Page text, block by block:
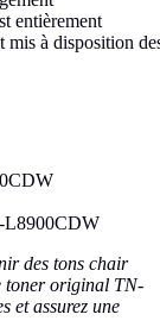
entièrement
mis à disposition
des tons chair
toner original TN-
et assurez une